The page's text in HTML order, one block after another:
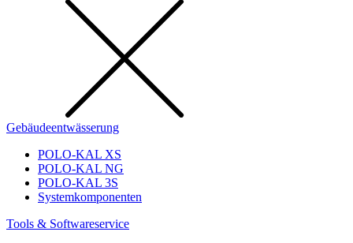
Gebäudeentwässerung
POLO-KAL XS
POLO-KAL NG
POLO-KAL 3S
Systemkomponenten
Tools & Softwareservice